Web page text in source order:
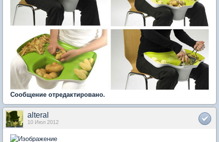
Сообщение отредактировано.
alteral
10 Июл 2012